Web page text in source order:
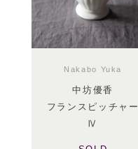
Nakabo Yuka
中坊優香
フランスピッチャー
Ⅳ